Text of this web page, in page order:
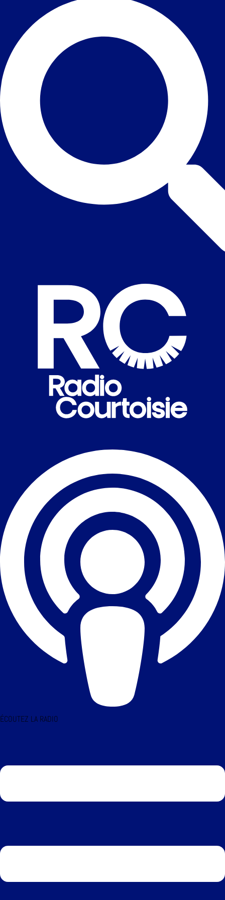
ÉCOUTEZ LA RADIO